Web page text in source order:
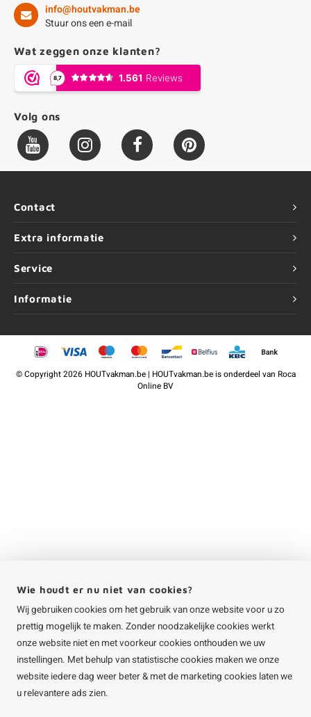
info@houtvakman.be
Stuur ons een e-mail
Wat zeggen onze klanten?
Volg ons
Contact
Extra informatie
Service
Informatie
©Copyright2026 HOUTvakman.be | HOUTvakman.be is onderdeel van Roca
Online BV
Wie houdt er nu niet van cookies?
Wij gebruiken cookies om het gebruik van onze website voor u zo
prettig mogelijk te maken. Zonder noodzakelijke cookies werkt
onze website niet en met voorkeur cookies onthouden we uw
instellingen. Met behulp van statistische cookies maken we onze
website iedere dag weer beter & met de marketing cookies laten we
u relevantere ads zien.